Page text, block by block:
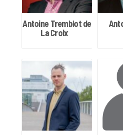
Antoine Tremblot de
La Croix